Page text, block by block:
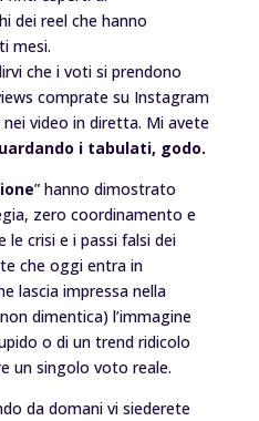
dei reel che hanno
mesi.
che i voti si prendono
comprate su Instagram
video in diretta. Mi avete
i tabulati, godo.
” hanno dimostrato
zero coordinamento e
crisi e i passi falsi dei
che oggi entra in
lascia impressa nella
dimentica) l’immagine
o di un trend ridicolo
un singolo voto reale.
da domani vi siederete